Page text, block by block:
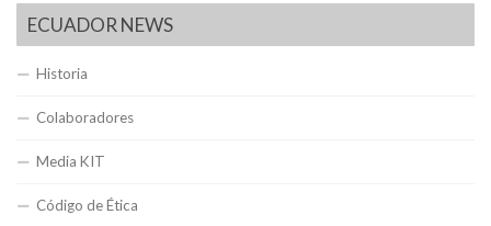
ECUADOR NEWS
Historia
Colaboradores
Media KIT
Código de Ética